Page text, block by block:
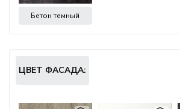
Бетон темный
ЦВЕТ ФАСАДА: